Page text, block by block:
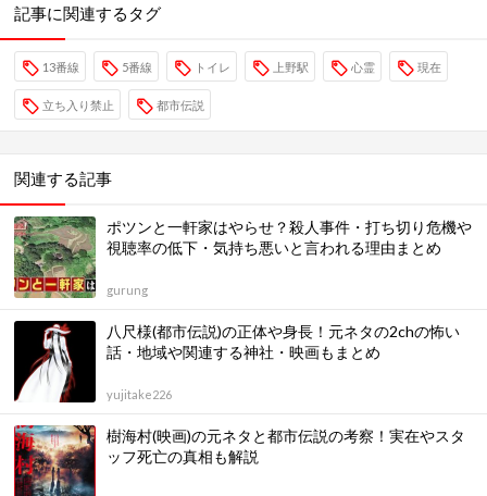
記事に関連するタグ
13番線 5番線 トイレ 上野駅 心霊 現在
立ち入り禁止 都市伝説
関連する記事
ポツンと一軒家はやらせ？殺人事件・打ち切り危機や
視聴率の低下・気持ち悪いと言われる理由まとめ
gurung
八尺様(都市伝説)の正体や身長！元ネタの2chの怖い
話・地域や関連する神社・映画もまとめ
yujitake226
樹海村(映画)の元ネタと都市伝説の考察！実在やスタ
ッフ死亡の真相も解説